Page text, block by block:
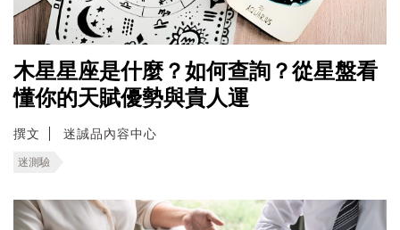
木星星座是什麼？如何查詢？從星盤看
懂你的天賦優勢與貴人運
撰文 迷誠品內容中心
迷測驗